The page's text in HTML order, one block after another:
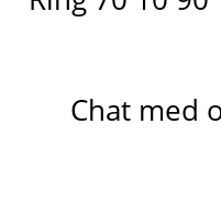
Chat med